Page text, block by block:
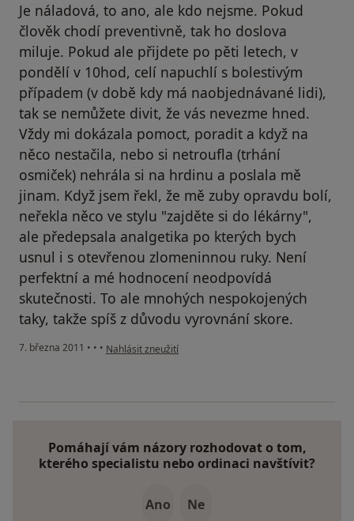
Je náladová, to ano, ale kdo nejsme. Pokud
člověk chodí preventivně, tak ho doslova
miluje. Pokud ale přijdete po pěti letech, v
pondělí v 10hod, celí napuchlí s bolestivým
případem (v době kdy má naobjednávané lidi),
tak se nemůžete divit, že vás nevezme hned.
Vždy mi dokázala pomoct, poradit a když na
něco nestačila, nebo si netroufla (trhání
osmiček) nehrála si na hrdinu a poslala mě
jinam. Když jsem řekl, že mě zuby opravdu bolí,
neřekla něco ve stylu "zajděte si do lékárny",
ale předepsala analgetika po kterých bych
usnul i s otevřenou zlomeninnou ruky. Není
perfektní a mé hodnocení neodpovídá
skutečnosti. To ale mnohých nespokojených
taky, takže spíš z důvodu vyrovnání skore.
7. března 2011 • • • podle názoru uživatele Pacient
Nahlásit zneužití
Pomáhají vám názory rozhodovat o tom,
kterého specialistu nebo ordinaci navštívit?
Ano Ne